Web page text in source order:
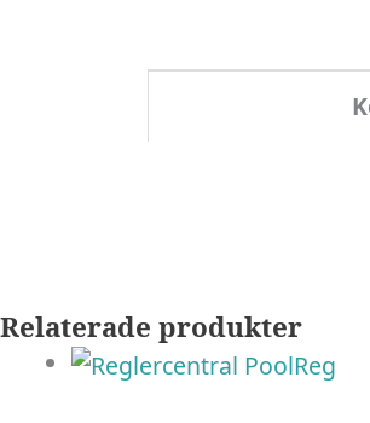
Relaterade produkter